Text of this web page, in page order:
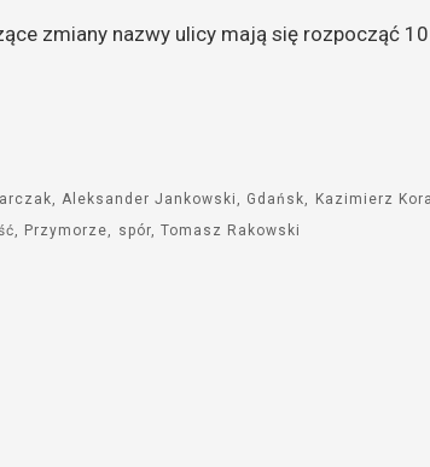
zmiany nazwy ulicy mają się rozpocząć
Aleksander Jankowski Gdańsk Kazimierz
Przymorze spór Tomasz Rakowski